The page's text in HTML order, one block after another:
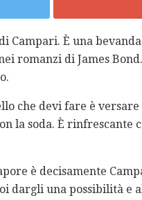
Campari. È una
romanzi di James
che devi fare è
la soda. È rinfrescante
è decisamente
dargli una possibilità e